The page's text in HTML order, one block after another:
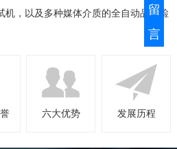
留
言
机，以及多种媒体介质的全自动品质检
六大优势 发展历程